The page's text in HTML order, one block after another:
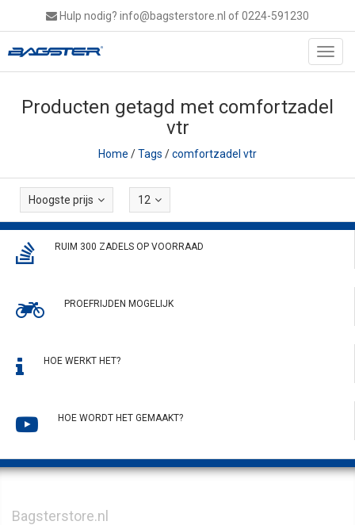
Hulp nodig? info@bagsterstore.nl of 0224-591230
Producten getagd met comfortzadel
vtr
Home /Tags /comfortzadel vtr
Hoogste prijs 12
RUIM 300 ZADELS OP VOORRAAD
PROEFRIJDEN MOGELIJK
HOE WERKT HET?
HOE WORDT HET GEMAAKT?
Bagsterstore.nl